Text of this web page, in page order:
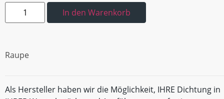
In den Warenkorb
Raupe
Als Hersteller haben wir die Möglichkeit, IHRE Dichtung in